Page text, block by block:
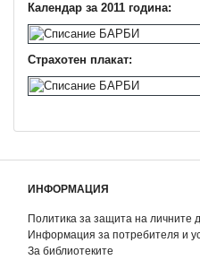
Календар за 2011 година:
Страхотен плакат:
ИНФОРМАЦИЯ
Политика за защита на личните
Информация за потребителя и
За библиотеките